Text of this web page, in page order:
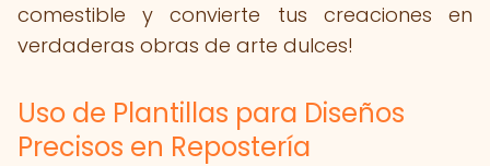
comestible y convierte tus creaciones en
verdaderas obras de arte dulces!
Uso de Plantillas para Diseños
Precisos en Repostería